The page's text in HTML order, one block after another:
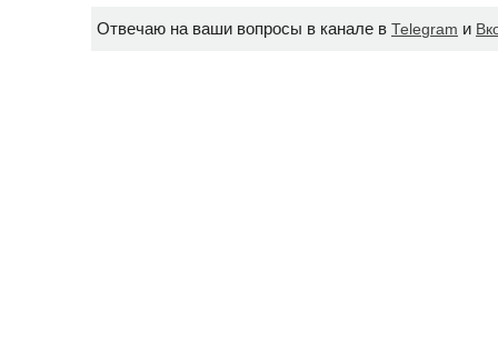
Отвечаю на ваши вопросы в канале в Telegram и